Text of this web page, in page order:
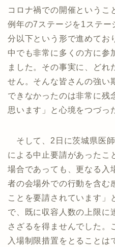
コロナ禍での開催というこ
例年の7ステージを1ステー
分以下という形で進めてお
中でも非常に多くの方に参
ました。その事実に、どれ
せん。そんな皆さんの強い
できなかったのは非常に残
思います」と心境をつづっ
そして、2日に茨城県医
による中止要請があったこ
場合であっても、更なる入
者の会場外での行動を含む
ことを要請されています」
で、既に収容人数の上限に
さざるを得ませんでした。
入場制限措置をとることは